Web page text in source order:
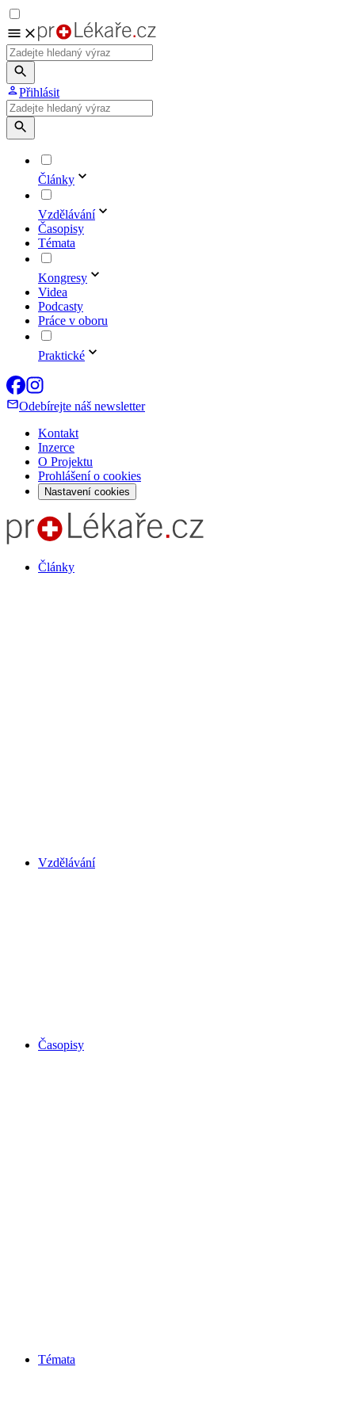
Přihlásit
Články
Vzdělávání
Časopisy
Témata
Kongresy
Videa
Podcasty
Práce v oboru
Praktické
Odebírejte náš newsletter
Kontakt
Inzerce
O Projektu
Prohlášení o cookies
Nastavení cookies
Články
Vzdělávání
Časopisy
Témata